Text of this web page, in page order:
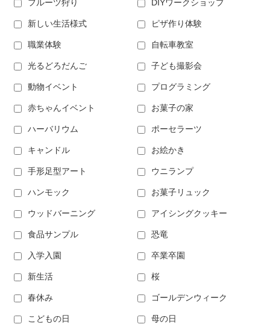
フルーツ狩り DIYワークショップ
新しい生活様式 ピザ作り体験
職業体験 自転車教室
光るどろだんご 子ども撮影会
動物イベント プログラミング
赤ちゃんイベント お菓子の家
ハーバリウム ポーセラーツ
キャンドル お絵かき
手形足型アート ウニランプ
ハンモック お菓子リュック
ウッドバーニング アイシングクッキー
食品サンプル 恐竜
入学入園 卒業卒園
新生活 桜
春休み ゴールデンウィーク
こどもの日 母の日